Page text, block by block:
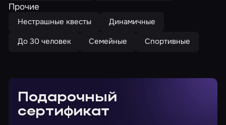
Прочие
Нестрашные квесты
Динамичные
До 30 человек
Семейные Спортивные
Подарочный
сертификат